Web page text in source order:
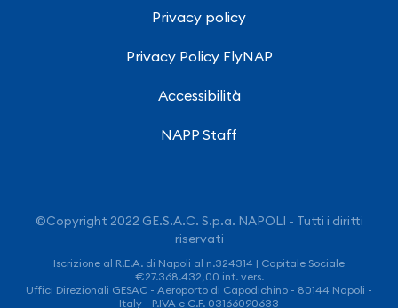
Privacy policy
Privacy Policy FlyNAP
Accessibilità
NAPP Staff
©Copyright 2022 GE.S.A.C. S.p.a. NAPOLI - Tutti i diritti
riservati
Iscrizione al R.E.A. di Napoli al n.324314 | Capitale Sociale
€27.368.432,00 int. vers.
Uffici Direzionali GESAC - Aeroporto di Capodichino - 80144 Napoli -
Italy - P.IVA e C.F. 03166090633